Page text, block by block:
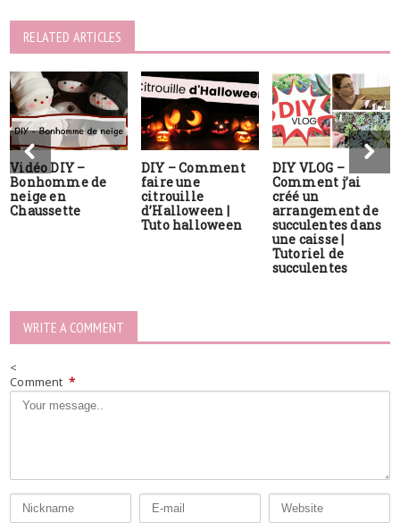
RELATED ARTICLES
Vidéo DIY –
Bonhomme de
neige en
Chaussette
DIY – Comment
faire une
citrouille
d’Halloween |
Tuto halloween
DIY VLOG –
Comment j’ai
créé un
arrangement de
succulentes dans
une caisse |
Tutoriel de
succulentes
WRITE A COMMENT
<
Comment *